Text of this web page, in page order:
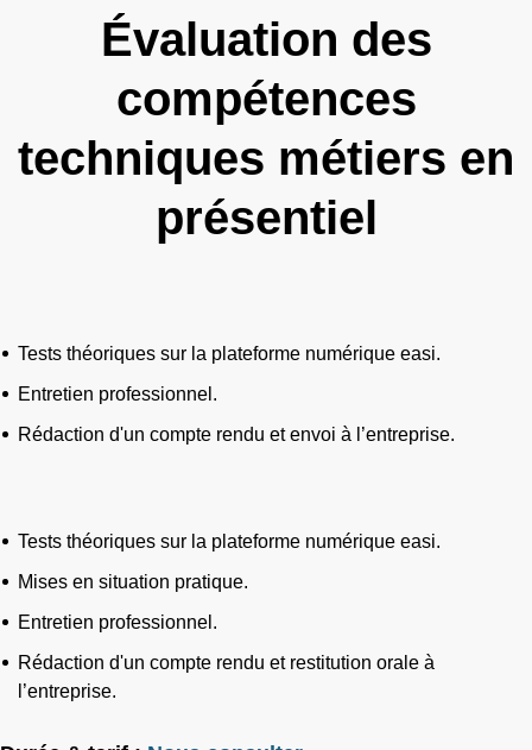
Évaluation des
compétences
techniques métiers en
présentiel
Tests théoriques sur la plateforme numérique easi.
Entretien professionnel.
Rédaction d'un compte rendu et envoi à l’entreprise.
Tests théoriques sur la plateforme numérique easi.
Mises en situation pratique.
Entretien professionnel.
Rédaction d'un compte rendu et restitution orale à
l’entreprise.